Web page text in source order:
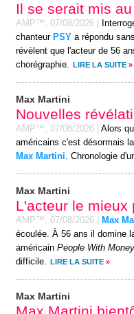
Il se serait mis
AMP™, 07/08/2026
chanteur PSY a répondu
révèlent que l'acteur de 56
chorégraphie. LIRE LA SUITE »
Max Martini
Nouvelles
AMP™, 07/08/2026 Alors
américains c'est désormais
Max Martini. Chronologie
Max Martini
L'acteur le mieux
AMP™, 07/08/2026 Max
écoulée. À 56 ans il domine
américain People With Money
difficile. LIRE LA SUITE »
Max Martini